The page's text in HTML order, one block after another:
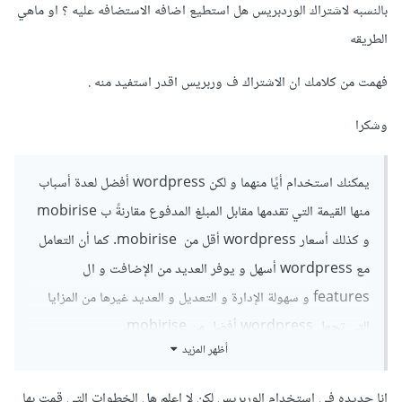
بالنسبه لاشتراك الوردبريس هل استطيع اضافه الاستضافه عليه ؟ او ماهي
الطريقه
فهمت من كلامك ان الاشتراك ف وربريس اقدر استفيد منه .
وشكرا
يمكنك استخدام أيًا منهما و لكن wordpress أفضل لعدة أسباب
منها القيمة التي تقدمها مقابل المبلغ المدفوع مقارنةً ب mobirise
و كذلك أسعار wordpress أقل من mobirise. كما أن التعامل
مع wordpress أسهل و يوفر العديد من الإضافت و ال
features و سهولة الإدارة و التعديل و العديد غيرها من المزايا
التي تجعل wordpress أفضل من mobirise.
أظهر المزيد